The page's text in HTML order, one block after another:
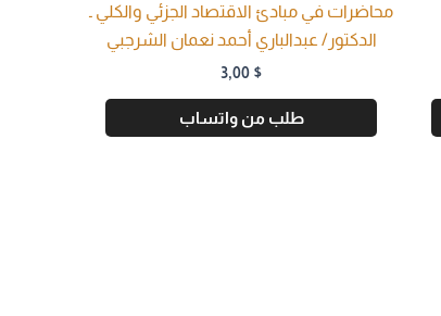
محاضرات في مبادئ الاقتصاد الجزئي والكلي ـ
الدكتور/ عبدالباري أحمد نعمان الشرجبي
3,00 $
طلب من واتساب